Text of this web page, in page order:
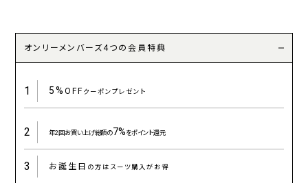
オンリーメンバーズ4つの会員特典
1 5%OFFクーポンプレゼント
2 年2回お買い上げ総額の7%をポイント還元
3 お誕生日 の方はスーツ購入がお得